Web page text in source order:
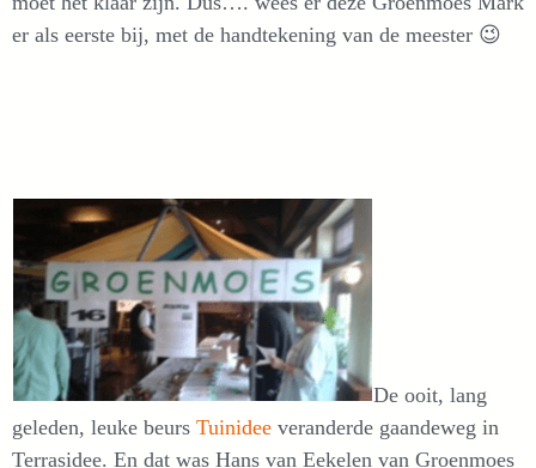
er als eerste bij, met de handtekening van de meester 😉
De ooit, lang
geleden, leuke beurs Tuinidee veranderde gaandeweg in
Terrasidee. En dat was Hans van Eekelen van Groenmoes